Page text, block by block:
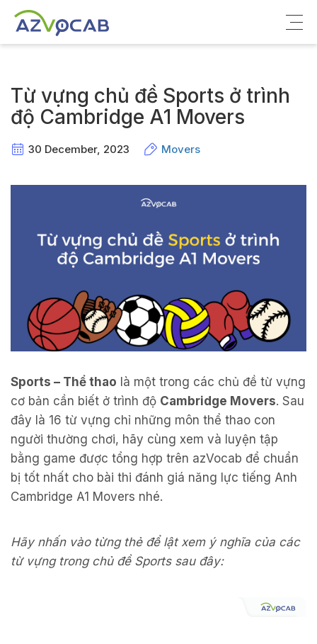
Từ vựng ôn thi
Từ vựng chủ đề Sports ở trình
độ Cambridge A1 Movers
30 December, 2023 Movers
Sports – Thể thao là một trong các chủ đề từ vựng
cơ bản cần biết ở trình độ Cambridge Movers. Sau
đây là 16 từ vựng chỉ những môn thể thao con
người thường chơi, hãy cùng xem và luyện tập
bằng game được tổng hợp trên azVocab để chuẩn
bị tốt nhất cho bài thi đánh giá năng lực tiếng Anh
Cambridge A1 Movers nhé.
Hãy nhấn vào từng thẻ để lật xem ý nghĩa của các
từ vựng trong chủ đề Sports sau đây: